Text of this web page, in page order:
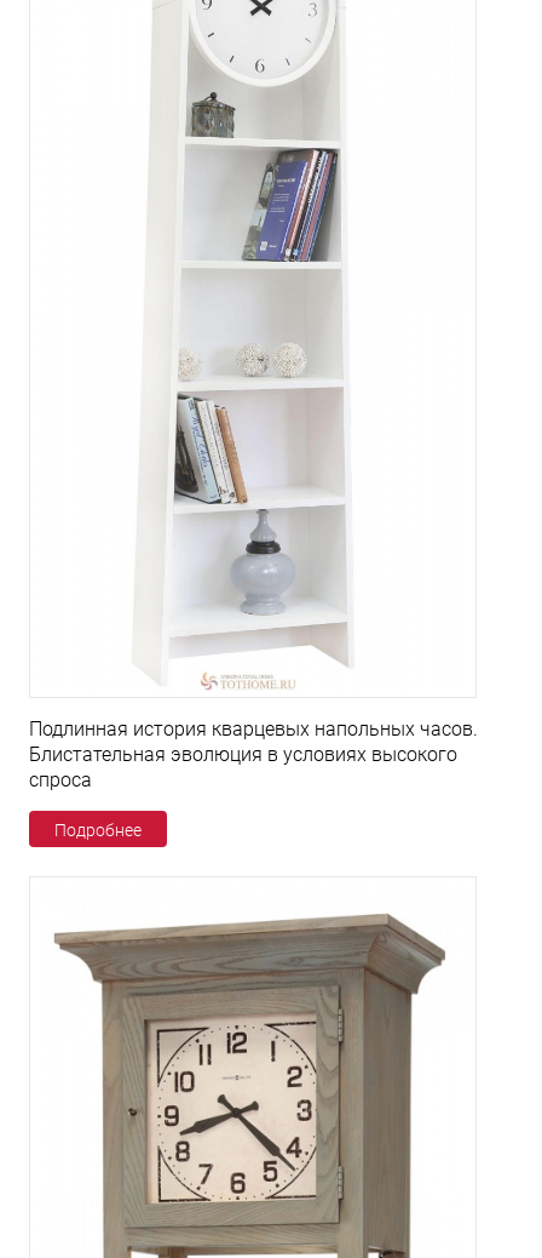
Подлинная история кварцевых напольных часов.
Блистательная эволюция в условиях высокого
спроса
Подробнее